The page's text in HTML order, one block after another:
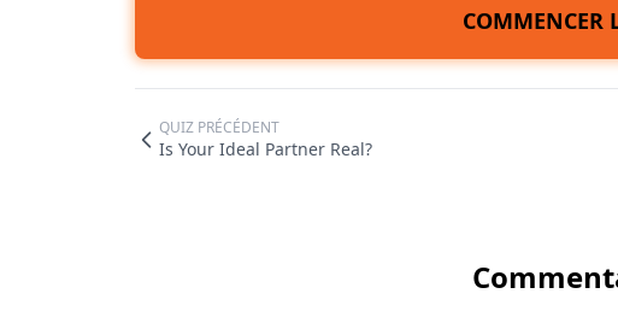
COMMENCER
QUIZ PRÉCÉDENT
Is Your Ideal Partner Real?